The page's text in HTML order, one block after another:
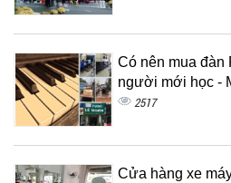
Có nên mua đàn
người mới học -
2517
Cửa hàng xe